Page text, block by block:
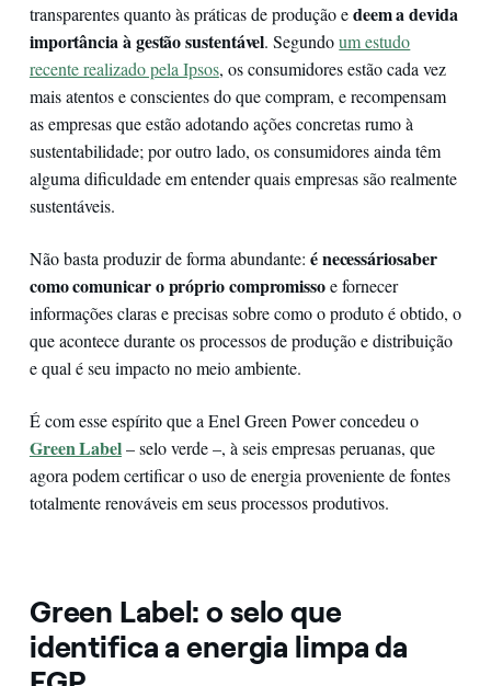
transparentes quanto às práticas de produção edeem a devida
importância à gestão sustentável. Segundoum estudo
recente realizado pela Ipsos, os consumidores estão cada vez
mais atentos e conscientes do que compram, e recompensam
as empresas que estão adotando ações concretas rumo à
sustentabilidade; por outro lado, os consumidores ainda têm
alguma dificuldade em entender quais empresas são realmente
sustentáveis.
Não basta produzir de forma abundante: é necessáriosaber
como comunicar o próprio compromissoe fornecer
informações claras e precisas sobre como o produto é obtido, o
que acontece durante os processos de produção e distribuição
e qual é seu impacto no meio ambiente.
É com esse espírito que a Enel Green Power concedeu o
Green Label– selo verde –, à seis empresas peruanas, que
agora podem certificar o uso de energia proveniente de fontes
totalmente renováveis em seus processos produtivos.
Green Label: o selo que
identifica a energia limpa da